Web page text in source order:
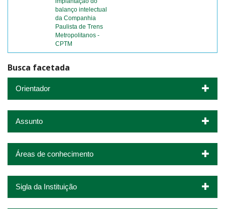
balanço intelectual
da Companhia
Paulista de Trens
Metropolitanos -
CPTM
Busca facetada
Orientador
Assunto
Áreas de conhecimento
Sigla da Instituição